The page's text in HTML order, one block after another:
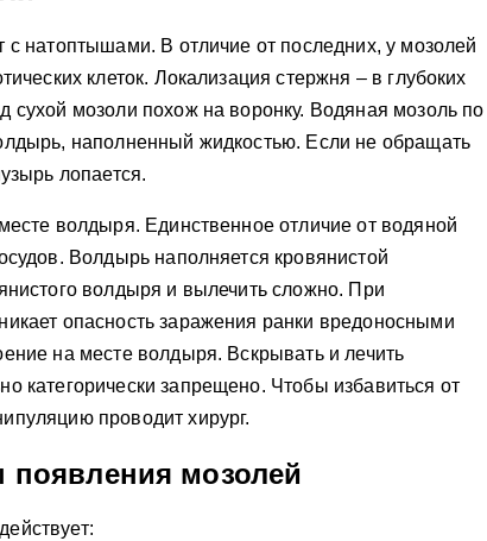
с натоптышами. В отличие от последних, у мозолей
клеток. Локализация стержня – в глубоких
сухой мозоли похож на воронку. Водяная мозоль по
наполненный жидкостью. Если не обращать
лопается.
волдыря. Единственное отличие от водяной
Волдырь наполняется кровянистой
волдыря и вылечить сложно. При
опасность заражения ранки вредоносными
на месте волдыря. Вскрывать и лечить
категорически запрещено. Чтобы избавиться от
проводит хирург.
мозолей